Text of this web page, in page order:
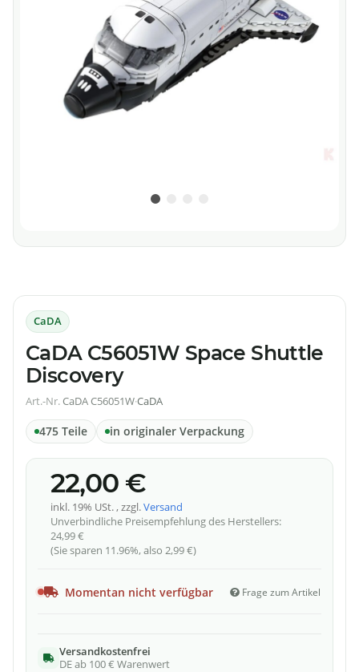
CaDA
CaDA C56051W Space Shuttle
Discovery
Art.-Nr.CaDA C56051W·CaDA
475 Teile in originaler Verpackung
22,00 €
inkl. 19% USt. , zzgl.Versand
Unverbindliche Preisempfehlung des Herstellers:
24,99 €
(Sie sparen 11.96%, also 2,99 €)
Momentan nicht verfügbar Frage zum Artikel
Versandkostenfrei
DE ab 100 € Warenwert